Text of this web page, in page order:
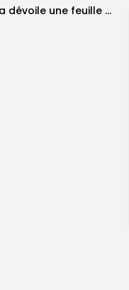
CESTI : Dr Mouminy Camara dévoile une feuille de route